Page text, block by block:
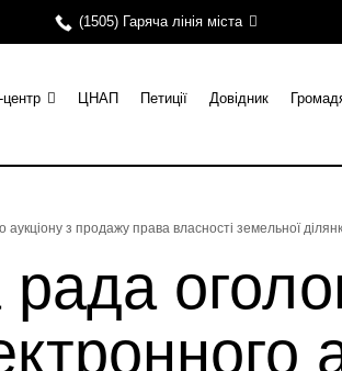
(1505) Гаряча лінія міста
ЦНАП Петиції Довідник
аукціону з продажу права власності земельної
рада